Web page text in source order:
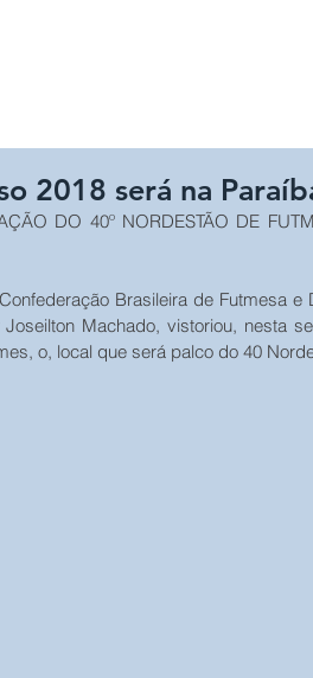
2018 será na
DO 40º NORDESTÃO DE
Brasileira de Futmesa e
Joseilton Machado, vistoriou, nesta
o, local que será palco do 40